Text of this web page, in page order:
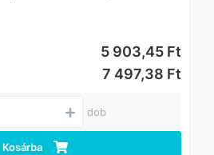
5 903,45 Ft
7 497,38 Ft
dob
Kosárba